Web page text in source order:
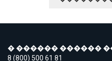
� ������ ������
8 (800) 500 61 81